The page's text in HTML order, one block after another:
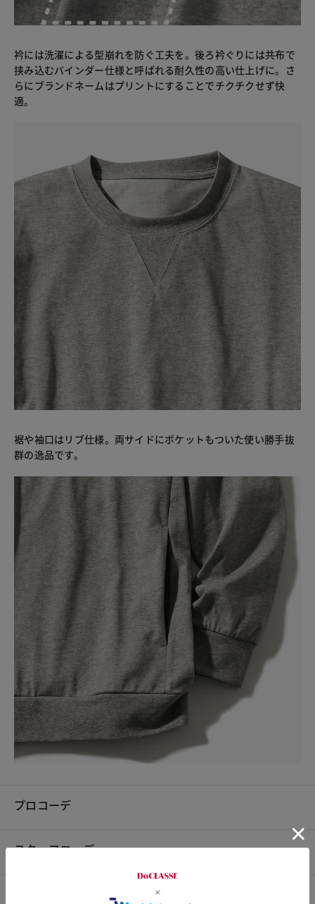
衿には洗濯による型崩れを防ぐ工夫を。後ろ衿ぐりには共布で
挟み込むバインダー仕様と呼ばれる耐久性の高い仕上げに。さ
らにブランドネームはプリントにすることでチクチクせず快
適。
裾や袖口はリブ仕様。両サイドにポケットもついた使い勝手抜
群の逸品です。
プロコーデ
スタッフコーデ